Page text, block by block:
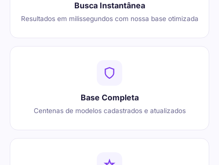
Busca Instantânea
Resultados em milissegundos com nossa base otimizada
Base Completa
Centenas de modelos cadastrados e atualizados